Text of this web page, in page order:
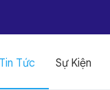
Tin Tức Sự Kiện